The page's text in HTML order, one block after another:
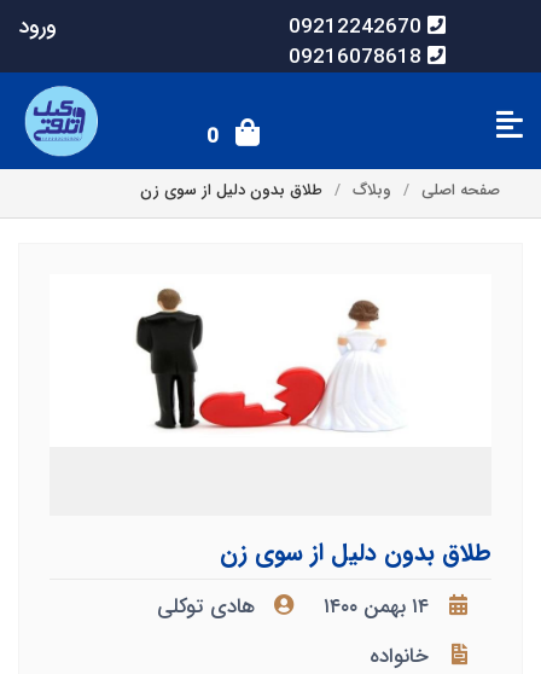
09212242670
09216078618
ورود
0
صفحه اصلی وبلاگ طلاق بدون دلیل از سوی زن
طلاق بدون دلیل از سوی زن
۱۴ بهمن ۱۴۰۰
هادی توکلی
خانواده